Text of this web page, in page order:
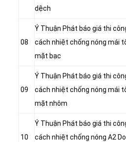
dệch
08
Ý Thuận Phát báo giá thi
cách nhiệt chống nóng mái
mặt bạc
09
Ý Thuận Phát báo giá thi
cách nhiệt chống nóng mái
mặt nhôm
10
Ý Thuận Phát báo giá thi
cách nhiệt chống nóng A2